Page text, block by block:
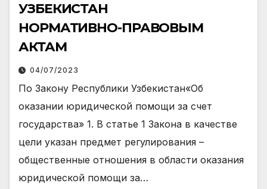
УЗБЕКИСТАН
НОРМАТИВНО-ПРАВОВЫМ
АКТАМ
04/07/2023
По Закону Республики Узбекистан«Об
оказании юридической помощи за счет
государства» 1. В статье 1 Закона в качестве
цели указан предмет регулирования –
общественные отношения в области оказания
юридической помощи за…